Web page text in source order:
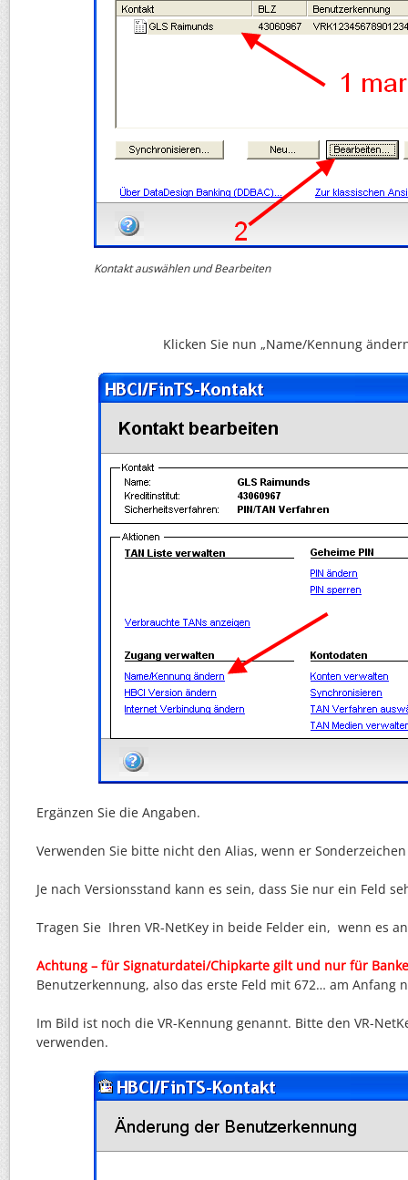
Kontakt auswählen und Bearbeiten
Klicken Sie nun „Name/Kennung
Ergänzen Sie die Angaben.
Verwenden Sie bitte nicht den Alias, wenn er
Je nach Versionsstand kann es sein, dass Sie nur ein Feld
Tragen Sie Ihren VR-NetKey in beide Felder ein, wenn es
Achtung – für Signaturdatei/Chipkarte gilt und nur für
Benutzerkennung, also das erste Feld mit 672… am Anfang
Im Bild ist noch die VR-Kennung genannt. Bitte den VR-
verwenden.